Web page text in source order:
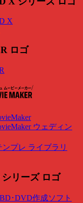
X
ウェディン
プレ ライブラリ
･DVD作成ソフト